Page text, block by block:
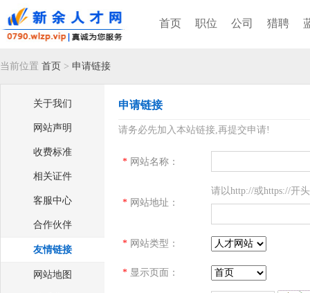
首页 职位 公司 猎聘
当前位置 首页 > 申请链接
关于我们
网站声明
收费标准
相关证件
客服中心
合作伙伴
友情链接
网站地图
申请链接
请务必先加入本站链接,再提交申请!
* 网站名称：
* 网站地址：
请以http://或https://开头
* 网站类型：
* 显示页面：